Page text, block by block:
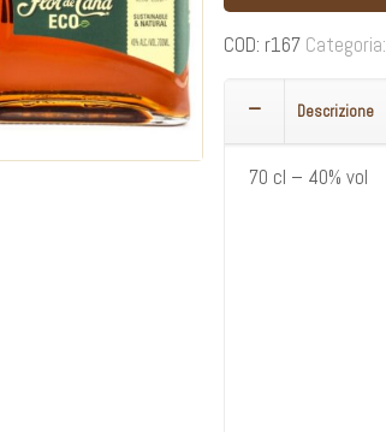
COD: r167 Categoria:
Descrizione
70 cl – 40% vol